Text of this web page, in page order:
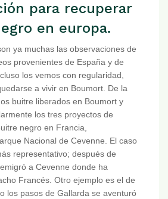
para recuperar
en europa.
ya muchas las observaciones de
provenientes de España y de
los vemos con regularidad,
a vivir en Boumort. De la
buitre liberados en Boumort y
los tres proyectos de
negro en Francia,
Nacional de Cevenne. El caso
representativo; después de
a Cevenne donde ha
Francés. Otro ejemplo es el de
los pasos de Gallarda se aventuró